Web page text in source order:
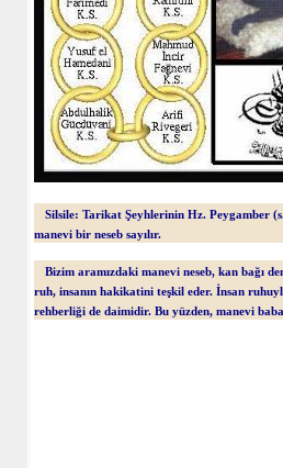
Silsile: Tarikat Şeyhlerinin Hz. Peygamber
manevi bir neseb sayılır.
Bizim aramızdaki manevi neseb, kan bağı
ruh, insanın hakikatini teşkil eder. İnsan
rehberliği de daimidir. Bu yüzden, manevi